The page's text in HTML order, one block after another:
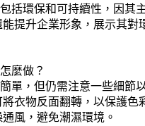
括環保和可持續性，因其
提升企業形象，展示其
麼做？
單，但仍需注意一些細節
衣物反面翻轉，以保護
風，避免潮濕環境。